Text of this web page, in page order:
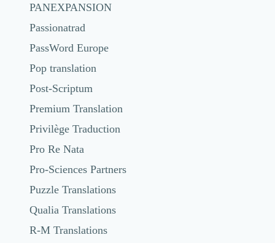
PANEXPANSION
Passionatrad
PassWord Europe
Pop translation
Post-Scriptum
Premium Translation
Privilège Traduction
Pro Re Nata
Pro-Sciences Partners
Puzzle Translations
Qualia Translations
R-M Translations